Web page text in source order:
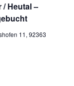
/ Heutal –
11, 92363